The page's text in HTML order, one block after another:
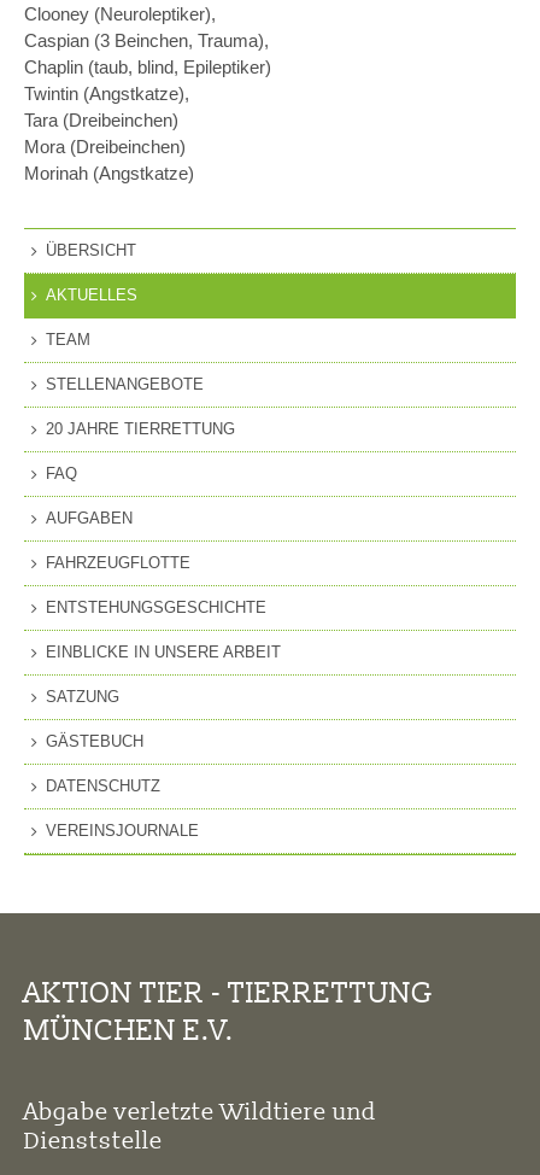
Clooney (Neuroleptiker),
Caspian (3 Beinchen, Trauma),
Chaplin (taub, blind, Epileptiker)
Twintin (Angstkatze),
Tara (Dreibeinchen)
Mora (Dreibeinchen)
Morinah (Angstkatze)
ÜBERSICHT
AKTUELLES
TEAM
STELLENANGEBOTE
20 JAHRE TIERRETTUNG
FAQ
AUFGABEN
FAHRZEUGFLOTTE
ENTSTEHUNGSGESCHICHTE
EINBLICKE IN UNSERE ARBEIT
SATZUNG
GÄSTEBUCH
DATENSCHUTZ
VEREINSJOURNALE
AKTION TIER - TIERRETTUNG
MÜNCHEN E.V.
Abgabe verletzte Wildtiere und
Dienststelle